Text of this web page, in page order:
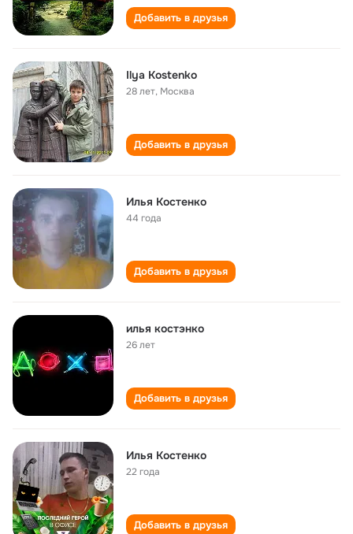
Добавить в друзья
Ilya Kostenko
28 лет, Москва
Добавить в друзья
Илья Костенко
44 года
Добавить в друзья
илья костэнко
26 лет
Добавить в друзья
Илья Костенко
22 года
Добавить в друзья